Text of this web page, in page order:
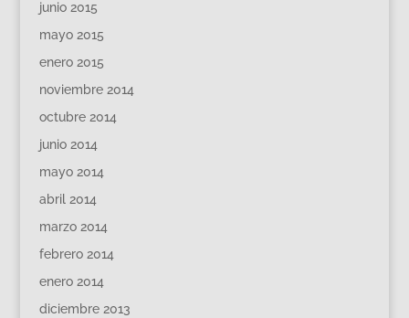
junio 2015
mayo 2015
enero 2015
noviembre 2014
octubre 2014
junio 2014
mayo 2014
abril 2014
marzo 2014
febrero 2014
enero 2014
diciembre 2013